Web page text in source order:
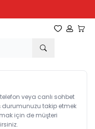
Favorilerim
Hesabım
veya canlı sohbet
durumunuzu takip etmek
için de müşteri